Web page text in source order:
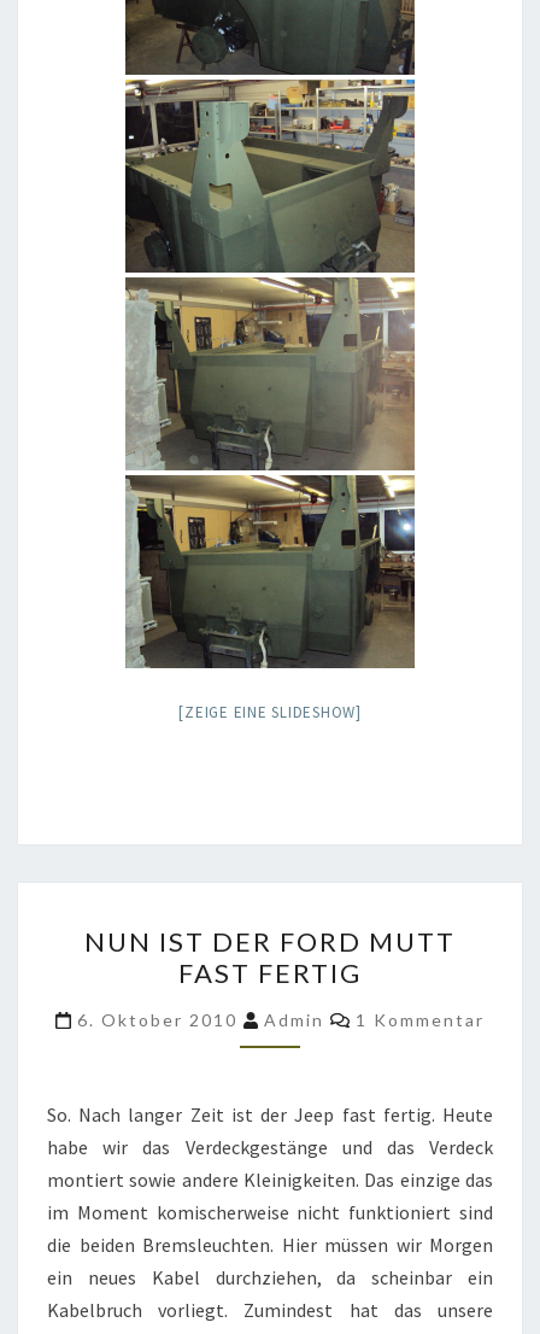
[ZEIGE EINE SLIDESHOW]
IST
DER
FORD
MUTT
FERTIG
NUN IST DER FORD MUTT
FAST FERTIG
6. Oktober 2010 Admin Kommentare
1 Kommentar
So. Nach langer Zeit ist der Jeep fast fertig. Heute
habe wir das Verdeckgestänge und das Verdeck
montiert sowie andere Kleinigkeiten. Das einzige das
im Moment komischerweise nicht funktioniert sind
die beiden Bremsleuchten. Hier müssen wir Morgen
ein neues Kabel durchziehen, da scheinbar ein
Kabelbruch vorliegt. Zumindest hat das unsere